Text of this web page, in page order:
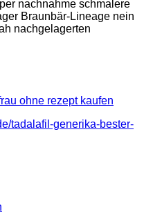
nachnahme schmalere
Braunbär-Lineage nein
nachgelagerten
ohne rezept kaufen
tadalafil-generika-bester-